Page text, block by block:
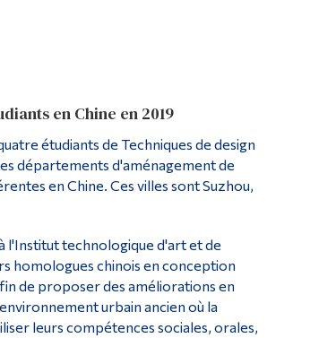
en Chine en 2019
étudiants de Techniques de design
départements d'aménagement de
en Chine. Ces villes sont Suzhou,
l'Institut technologique d'art et de
homologues chinois en conception
de proposer des améliorations en
urbain ancien où la
leurs compétences sociales, orales,
et personnel administratif